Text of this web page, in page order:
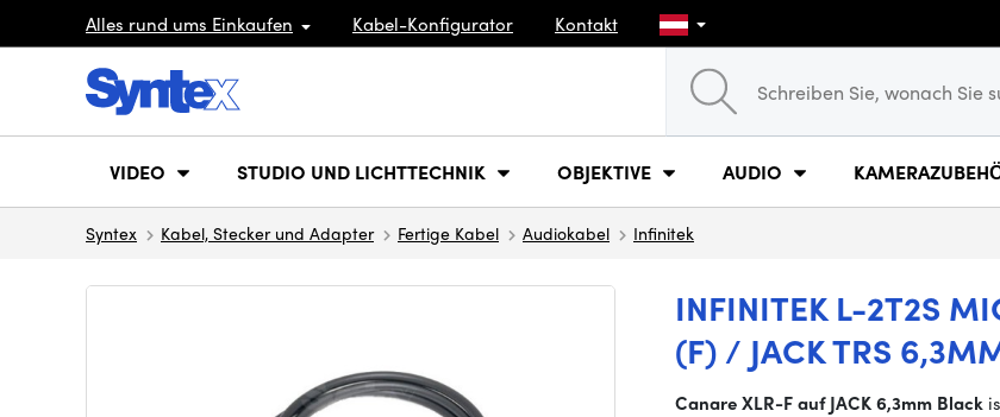
Alles rund ums Einkaufen Kabel-Konfigurator Kontakt
VIDEO STUDIO UND LICHTTECHNIK OBJEKTIVE AUDIO
Syntex Kabel, Stecker und Adapter Fertige Kabel Audiokabel Infinitek
INFINITEK L-2T2S
(F) / JACK TRS
Canare XLR-F auf JACK 6,3mm Black